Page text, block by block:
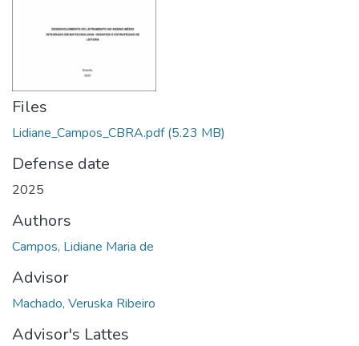
Files
Lidiane_Campos_CBRA.pdf(5.23 MB)
Defense date
2025
Authors
Campos, Lidiane Maria de
Advisor
Machado, Veruska Ribeiro
Advisor's Lattes